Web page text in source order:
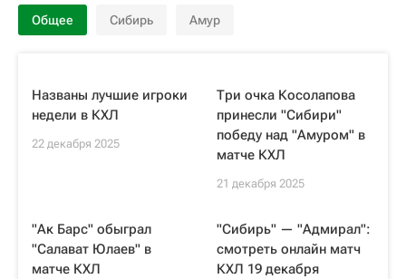
Общее Сибирь Амур
Названы лучшие игроки
недели в КХЛ
22 декабря 2025
Три очка Косолапова
принесли "Сибири"
победу над "Амуром" в
матче КХЛ
21 декабря 2025
"Ак Барс" обыграл
"Салават Юлаев" в
матче КХЛ
"Сибирь" — "Адмирал":
смотреть онлайн матч
КХЛ 19 декабря